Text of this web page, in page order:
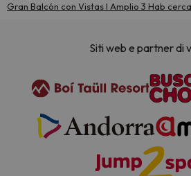
Gran Balcón con Vistas I Amplio 3 Hab
Siti web e partner di